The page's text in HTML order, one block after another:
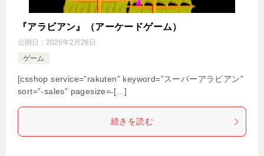
『アラビアン』（アーケードゲーム）
公開日： 2026年2月28日
ゲーム
[csshop service=”rakuten” keyword=”スーパーアラビアン”
sort=”-sales” pagesize=̶ […]
続きを読む